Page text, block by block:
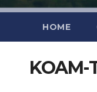
HOME
KOAM-